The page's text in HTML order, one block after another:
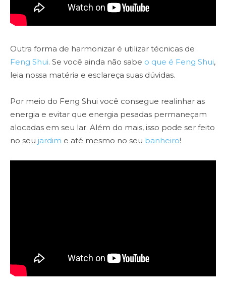
Outra forma de harmonizar é utilizar técnicas de
Feng Shui. Se você ainda não sabe o que é Feng Shui,
leia nossa matéria e esclareça suas dúvidas.
Por meio do Feng Shui você consegue realinhar as
energia e evitar que energia pesadas permaneçam
alocadas em seu lar. Além do mais, isso pode ser feito
no seu jardim e até mesmo no seu banheiro!